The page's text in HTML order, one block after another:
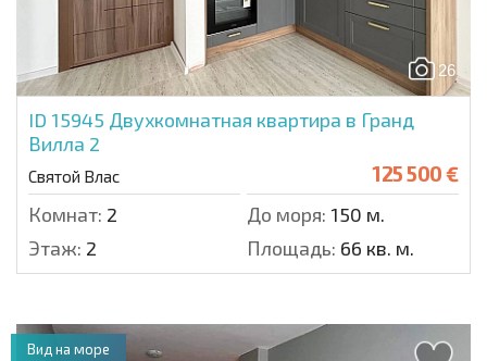
26
ID 15945 Двухкомнатная квартира в Гранд
Вилла 2
Святой Влас 125 500 €
Комнат: 2 До моря: 150 м.
Этаж: 2 Площадь: 66 кв. м.
Вид на море